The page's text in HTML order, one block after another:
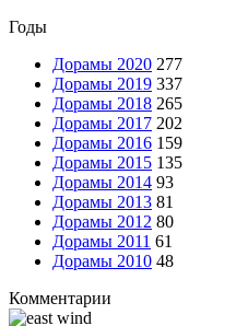
Годы
Дорамы 2020 277
Дорамы 2019 337
Дорамы 2018 265
Дорамы 2017 202
Дорамы 2016 159
Дорамы 2015 135
Дорамы 2014 93
Дорамы 2013 81
Дорамы 2012 80
Дорамы 2011 61
Дорамы 2010 48
Комментарии